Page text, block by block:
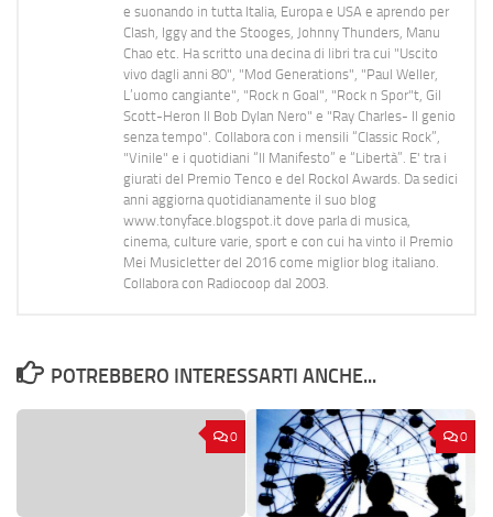
e suonando in tutta Italia, Europa e USA e aprendo per
Clash, Iggy and the Stooges, Johnny Thunders, Manu
Chao etc. Ha scritto una decina di libri tra cui "Uscito
vivo dagli anni 80", "Mod Generations", "Paul Weller,
L’uomo cangiante", "Rock n Goal", "Rock n Spor"t, Gil
Scott-Heron Il Bob Dylan Nero" e "Ray Charles- Il genio
senza tempo". Collabora con i mensili “Classic Rock”,
"Vinile" e i quotidiani “Il Manifesto” e “Libertà”. E' tra i
giurati del Premio Tenco e del Rockol Awards. Da sedici
anni aggiorna quotidianamente il suo blog
www.tonyface.blogspot.it dove parla di musica,
cinema, culture varie, sport e con cui ha vinto il Premio
Mei Musicletter del 2016 come miglior blog italiano.
Collabora con Radiocoop dal 2003.
POTREBBERO INTERESSARTI ANCHE...
0 0